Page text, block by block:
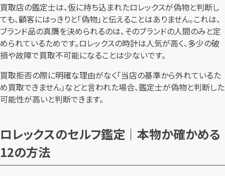
買取店の鑑定士は、仮に持ち込まれたロレックスが偽物と判断し
ても、顧客にはっきりと「偽物」と伝えることはありません。これは、
ブランド品の真贋を決められるのは、そのブランドの人間のみと定
められているためです。ロレックスの時計は人気が高く、多少の破
損や故障で買取不可能になることは少ないです。
買取拒否の際に明確な理由がなく「当店の基準から外れているた
め買取できません」などと言われた場合、鑑定士が偽物と判断した
可能性が高いと判断できます。
ロレックスのセルフ鑑定｜本物か確かめる
12の方法